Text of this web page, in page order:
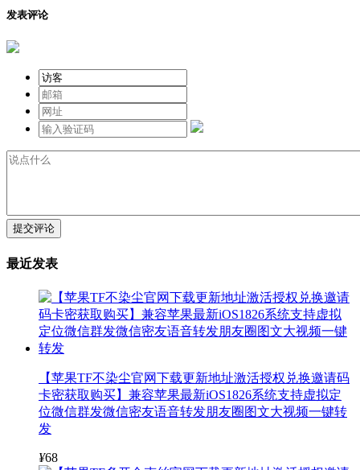
发表评论
提交评论
最近发表
【苹果TF不染尘官网下载更新地址激活授权兑换邀请码
卡密获取购买】兼容苹果最新iOS1826系统支持虚拟定
位微信群发微信密友语音转发朋友圈图文大视频一键转
发
¥68